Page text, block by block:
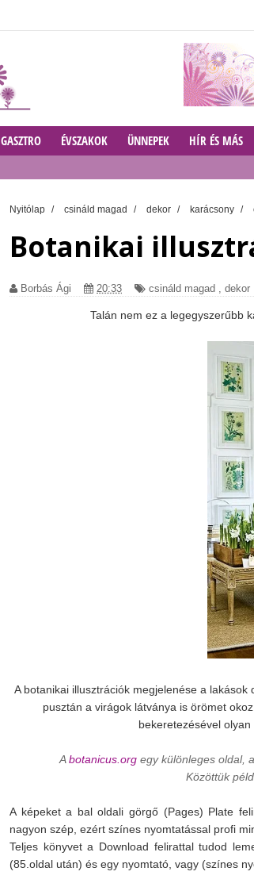
GASZTRO ÉVSZAKOK ÜNNEPEK HÍR ÉS MÁS
Nyitólap / csináld magad / dekor / karácsony /
Botanikai
Borbás Ági 20:33 csináld magad , dekor
Talán nem ez a legegyszerűbb
A botanikai illusztrációk megjelenése a
pusztán a virágok látványa is örömet
bekeretezésével
Abotanicus.org egy különleges oldal,
Közöttük
A képeket a bal oldali görgő (Pages) Plate
nagyon szép, ezért színes nyomtatással profi
Teljes könyvet a Download felirattal tudod
(85.oldal után) és egy nyomtató, vagy (színes